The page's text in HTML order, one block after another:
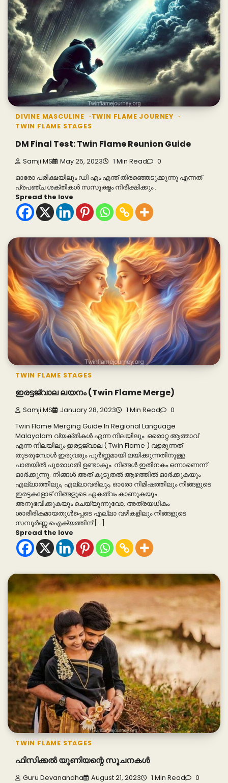
DIVINE MASCULINE
TWIN FLAME JOURNEY
TWIN FLAME STAGES
DM Final Test: Twin Flame Reunion Guide
Samji MS May 25, 2023 1 Min Read 0
ഓരോ പരീക്ഷയിലും ഡി എം എന്ത് തിരഞ്ഞെടുക്കുന്നു എന്നത്
പ്രപഞ്ച ശക്തികൾ സസൂക്ഷ്മം നിരീക്ഷിക്കും .
Spread the love
TWIN FLAME STAGES
ഇരട്ടജ്വാല ലയനം (Twin Flame Merge)
Samji MS January 28, 2023 1 Min Read 0
Twin Flame Merging Guide In Regional Language
Malayalam വ്യക്തികൾ എന്ന നിലയിലും ഒരൊറ്റ ആത്മാവ്
എന്ന നിലയിലും ഇരട്ടജ്വാല ( Twin Flame ) വളരുന്നത്
തുടരുമ്പോൾ ഇരുവരും പൂർണ്ണമായി ലയിക്കുന്നതിനുള്ള
പാതയിൽ പുരോഗതി ഉണ്ടാകും. നിങ്ങൾ ഇതിനകം ഒന്നാണെന്ന്
ഓർക്കുന്നു. നിങ്ങൾ അത് കൂടുതൽ ആഴത്തിൽ ഓർക്കുകയും
എല്ലാത്തിലും, എല്ലാവരിലും, ഓരോ നിമിഷത്തിലും നിങ്ങളുടെ
ഇരട്ടകളോട് നിങ്ങളുടെ ഏകത്വം കാണുകയും
അനുഭവിക്കുകയും ചെയ്യുന്നുവോ, അത്രയധികം
ശാരീരികമായതുൾപ്പെടെ എല്ലാ വഴികളിലും നിങ്ങളുടെ
സമ്പൂർണ്ണ ഐക്യത്തിന് […]
Spread the love
TWIN FLAME STAGES
ഫിസിക്കൽ യൂണിയന്റെ സൂചനകൾ
Guru Devanandha August 21, 2023 1 Min Read 0